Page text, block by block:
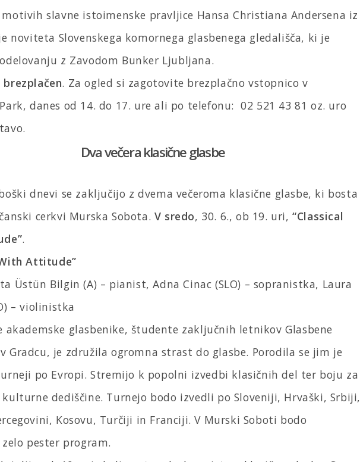
slavne istoimenske pravljice Hansa Christiana Andersena iz
noviteta Slovenskega komornega glasbenega gledališča, ki je
z Zavodom Bunker Ljubljana.
brezplačen. Za ogled si zagotovite brezplačno vstopnico v
danes od 14. do 17. ure ali po telefonu: 02 521 43 81 oz. uro
Dva večera klasične glasbe
dnevi se zaključijo z dvema večeroma klasične glasbe, ki bosta
cerkvi Murska Sobota. V sredo, 30. 6., ob 19. uri,“Classical
.
Attitude”
Üstün Bilgin (A) – pianist, Adna Cinac (SLO) – sopranistka, Laura
– violinistka
akademske glasbenike, študente zaključnih letnikov Glasbene
Gradcu, je združila ogromna strast do glasbe. Porodila se jim je
po Evropi. Stremijo k popolni izvedbi klasičnih del ter boju za
dediščine. Turnejo bodo izvedli po Sloveniji, Hrvaški, Srbiji,
Kosovu, Turčiji in Franciji. V Murski Soboti bodo
pester program.